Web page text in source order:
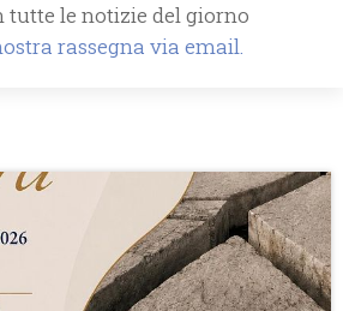
tutte le notizie del giorno
rassegna via email.